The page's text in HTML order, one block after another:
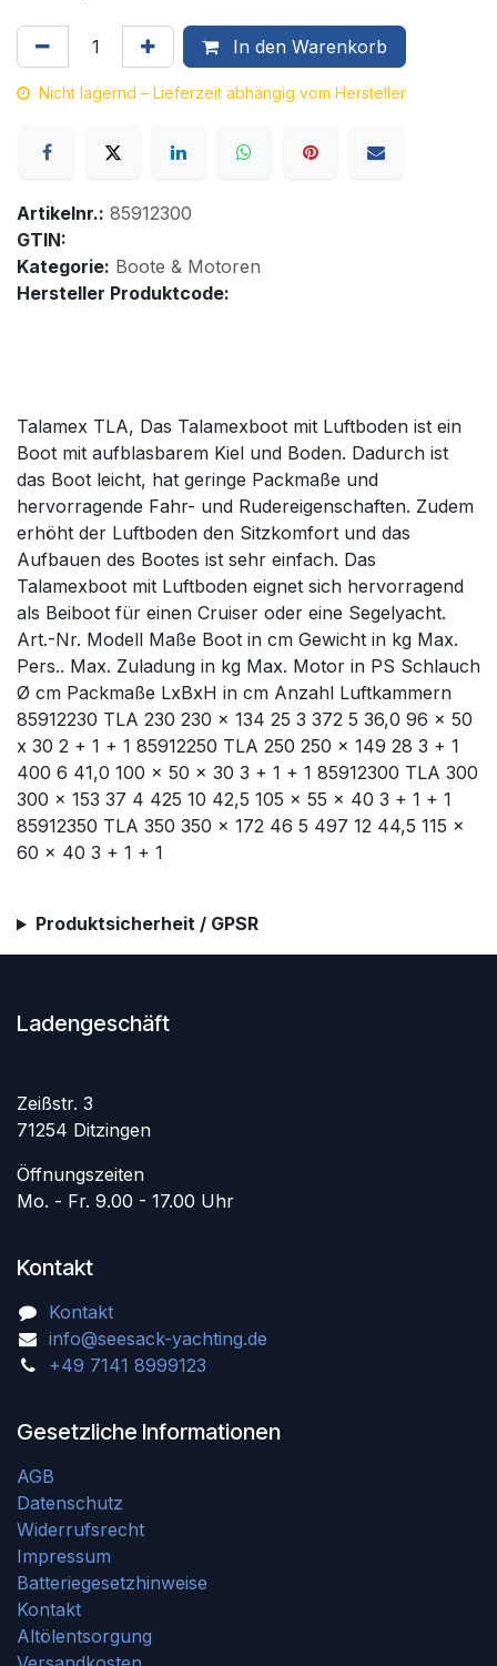
In den Warenkorb
Nicht lagernd – Lieferzeit abhängig vom Hersteller
Artikelnr.: 85912300
GTIN:
Kategorie: Boote & Motoren
Hersteller Produktcode:
Talamex TLA, Das Talamexboot mit Luftboden ist ein
Boot mit aufblasbarem Kiel und Boden. Dadurch ist
das Boot leicht, hat geringe Packmaße und
hervorragende Fahr- und Rudereigenschaften. Zudem
erhöht der Luftboden den Sitzkomfort und das
Aufbauen des Bootes ist sehr einfach. Das
Talamexboot mit Luftboden eignet sich hervorragend
als Beiboot für einen Cruiser oder eine Segelyacht.
Art.-Nr. Modell Maße Boot in cm Gewicht in kg Max.
Pers.. Max. Zuladung in kg Max. Motor in PS Schlauch
Ø cm Packmaße LxBxH in cm Anzahl Luftkammern
85912230 TLA 230 230 x 134 25 3 372 5 36,0 96 x 50
x 30 2 + 1 + 1 85912250 TLA 250 250 x 149 28 3 + 1
400 6 41,0 100 x 50 x 30 3 + 1 + 1 85912300 TLA 300
300 x 153 37 4 425 10 42,5 105 x 55 x 40 3 + 1 + 1
85912350 TLA 350 350 x 172 46 5 497 12 44,5 115 x
60 x 40 3 + 1 + 1
Produktsicherheit / GPSR
Ladengeschäft
Zeißstr. 3
71254 Ditzingen
Öffnungszeiten
Mo. - Fr. 9.00 - 17.00 Uhr
Kontakt
Kontakt
info@seesack-yachting.de
+49 7141 8999123
Gesetzliche Informationen
AGB
Datenschutz
Widerrufsrecht
Impressum
Batteriegesetzhinweise
Kontakt
Altölentsorgung